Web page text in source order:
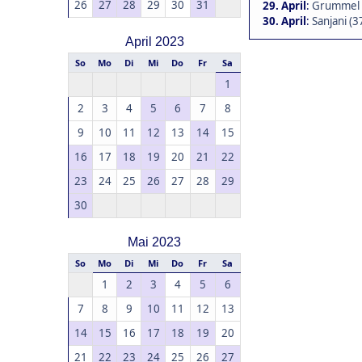
26
27 28 29 30 31
April 2023
So Mo Di Mi Do Fr Sa
1
2
3 4 5 6 7
8
9
10 11 12 13 14
15
16
17 18 19 20 21
22
23
24 25 26 27 28
29
30
Mai 2023
So Mo Di Mi Do Fr Sa
1 2 3 4 5
6
7
8 9 10 11 12
13
14
15 16 17 18 19
20
21
22 23 24 25 26 27
29. April: Grummel
30. April: Sanjani